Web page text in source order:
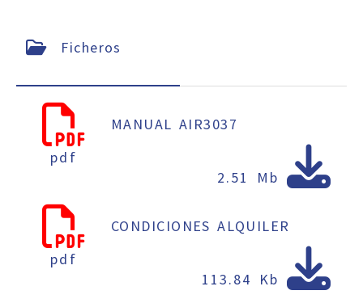
Ficheros
pdf
MANUAL AIR3037
2.51 Mb
pdf
CONDICIONES ALQUILER
113.84 Kb